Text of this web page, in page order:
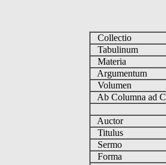
Collectio
Tabulinum
Materia
Argumentum
Volumen
Ab Columna ad
Auctor
Titulus
Sermo
Forma